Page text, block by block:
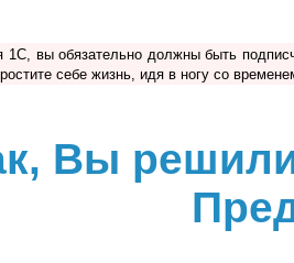
1С, вы обязательно должны быть
себе жизнь, идя в ногу со
Вы